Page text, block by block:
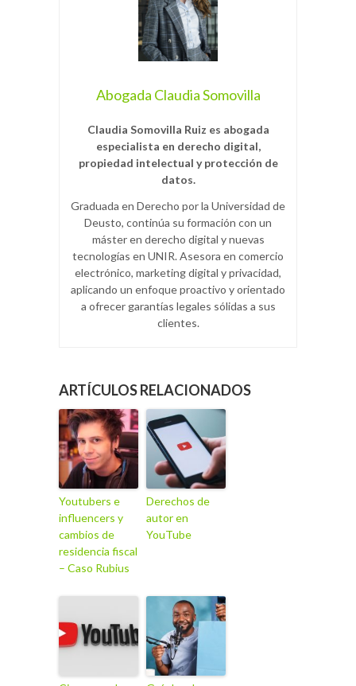
Abogada Claudia Somovilla
Claudia Somovilla Ruiz es abogada
especialista en derecho digital,
propiedad intelectual y protección de
datos.
Graduada en Derecho por la Universidad de
Deusto, continúa su formación con un
máster en derecho digital y nuevas
tecnologías en UNIR. Asesora en comercio
electrónico, marketing digital y privacidad,
aplicando un enfoque proactivo y orientado
a ofrecer garantías legales sólidas a sus
clientes.
ARTÍCULOS RELACIONADOS
Youtubers e
influencers y
cambios de
residencia fiscal
– Caso Rubius
Derechos de
autor en
YouTube